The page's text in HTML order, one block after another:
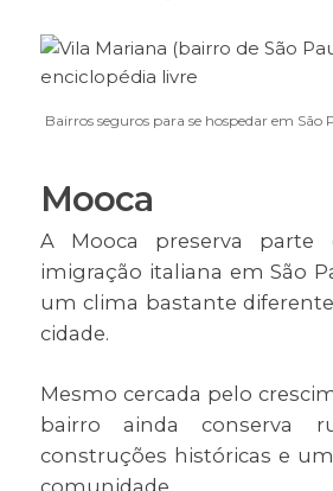
Bairros seguros para se hospedar em São
Mooca
A Mooca preserva parte
imigração italiana em São
um clima bastante
cidade.
Mesmo cercada pelo
bairro ainda conserva
construções históricas e
comunidade.